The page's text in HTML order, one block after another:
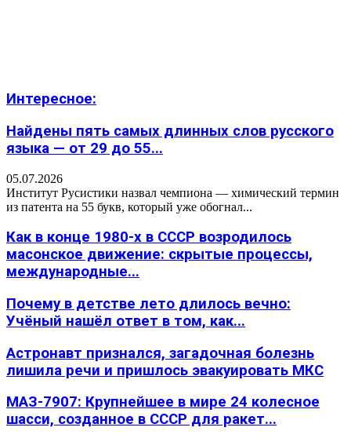
Интересное:
Найдены пять самых длинных слов русского
языка — от 29 до 55...
05.07.2026
Институт Русистики назвал чемпиона — химический термин
из патента на 55 букв, который уже обогнал...
Как в конце 1980-х в СССР возродилось
масонское движение: скрытые процессы,
международные...
Почему в детстве лето длилось вечно:
Учёный нашёл ответ в том, как...
Астронавт признался, загадочная болезнь
лишила речи и пришлось эвакуировать МКС
МАЗ-7907: Крупнейшее в мире 24 колесное
шасси, созданное в СССР для ракет...